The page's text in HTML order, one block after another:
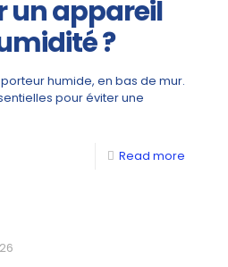
un appareil
?
porteur humide, en bas de mur.
pour éviter une
Read more